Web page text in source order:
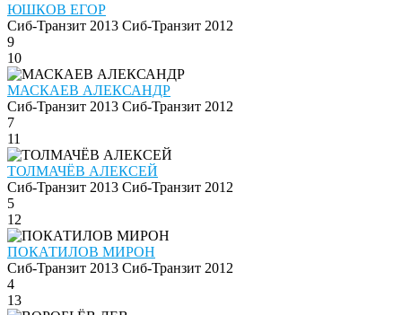
ЮШКОВ ЕГОР
Сиб-Транзит 2013 Сиб-Транзит 2012
9
10
МАСКАЕВ АЛЕКСАНДР
Сиб-Транзит 2013 Сиб-Транзит 2012
7
11
ТОЛМАЧЁВ АЛЕКСЕЙ
Сиб-Транзит 2013 Сиб-Транзит 2012
5
12
ПОКАТИЛОВ МИРОН
Сиб-Транзит 2013 Сиб-Транзит 2012
4
13